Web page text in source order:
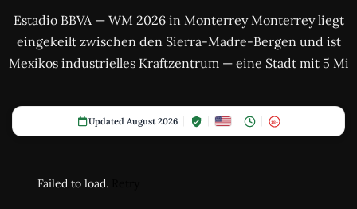
Estadio BBVA — WM 2026 in Monterrey Monterrey liegt
eingekeilt zwischen den Sierra-Madre-Bergen und ist
Mexikos industrielles Kraftzentrum — eine Stadt mit 5 Mi
Updated August 2026 18+
Failed to load.